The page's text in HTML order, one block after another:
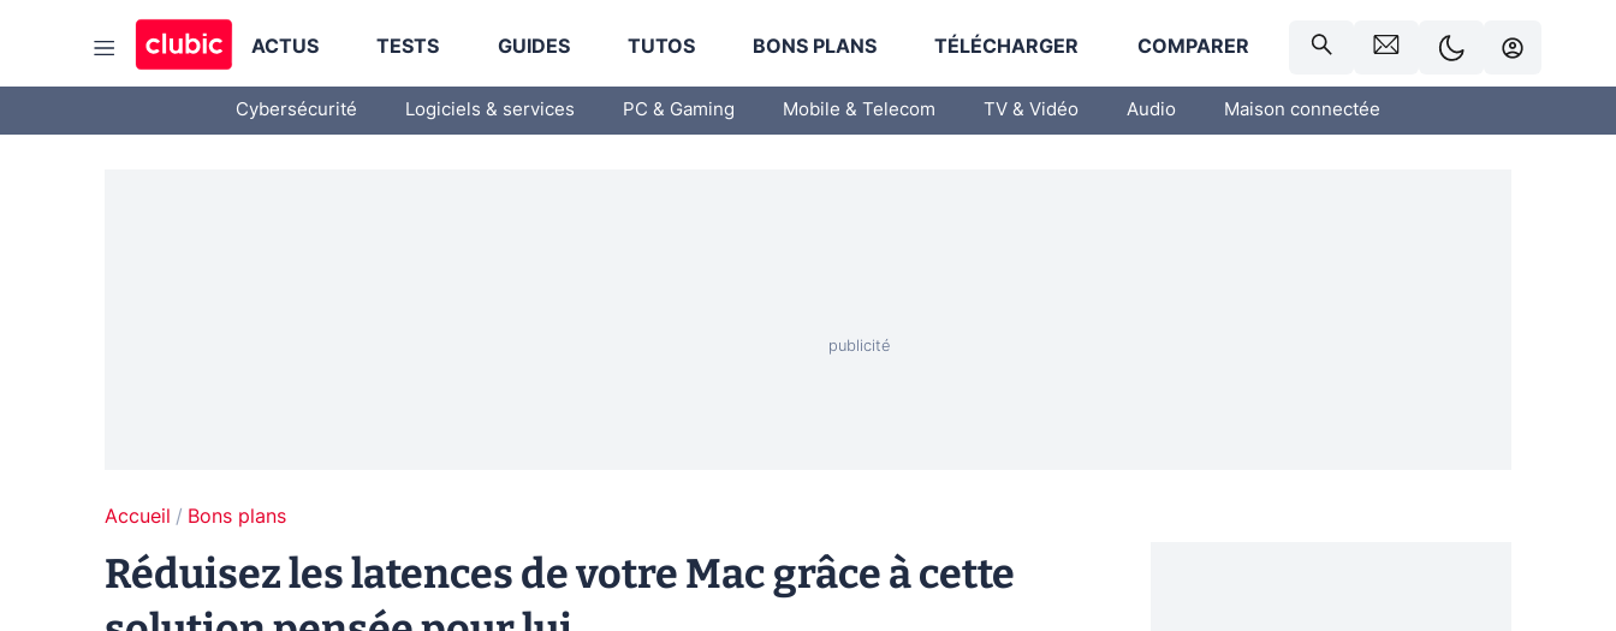
ACTUS TESTS GUIDES TUTOS BONS PLANS TÉLÉCHARGER COMPARER
Cybersécurité Logiciels & services PC & Gaming Mobile & Telecom TV & Vidéo Audio Maison connectée
Accueil Bons plans
Réduisez les latences de votre Mac grâce à cette